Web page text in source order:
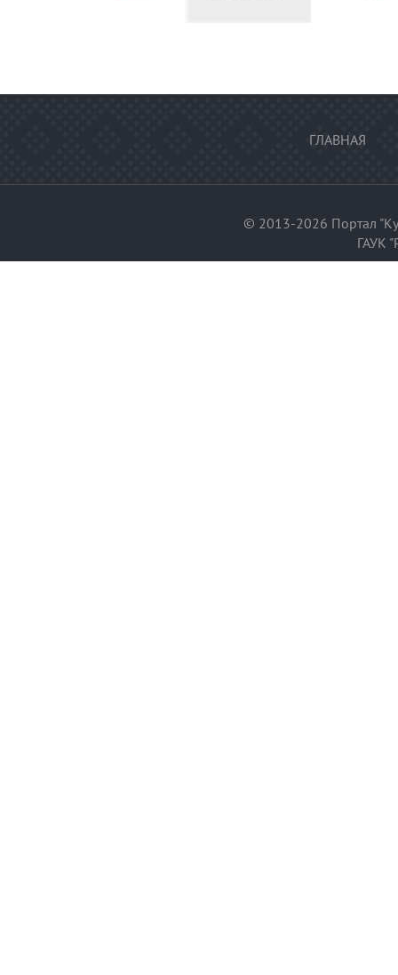
ГЛАВНАЯ
© 2013-2026 Портал
ГАУК